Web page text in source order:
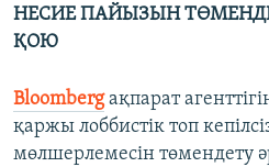
НЕСИЕ ПАЙЫЗЫН
ҚОЮ
Bloombergақпарат
қаржы лоббистік топ
мөлшерлемесін төмендету